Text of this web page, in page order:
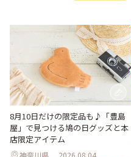
8月10日だけの限定品も♪「豊島
屋」で見つける鳩の日グッズと本
店限定アイテム
神奈川県 2026.08.04